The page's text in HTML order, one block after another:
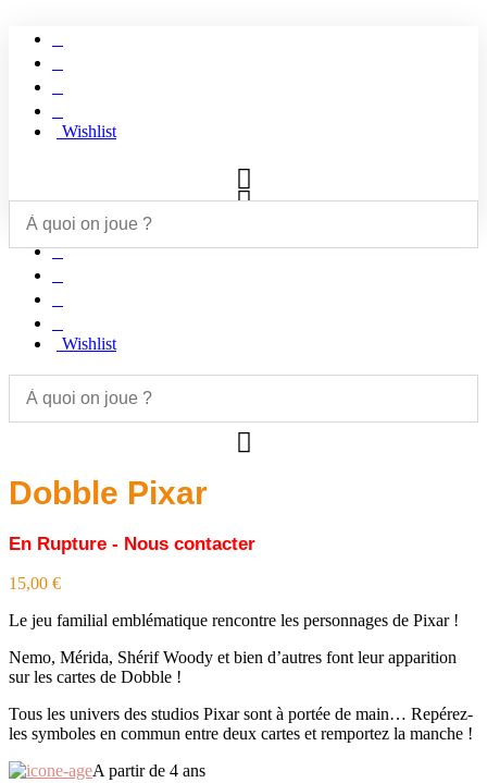
Wishlist
Wishlist
Dobble Pixar
En Rupture - Nous contacter
15,00 €
Le jeu familial emblématique rencontre les personnages de Pixar !
Nemo, Mérida, Shérif Woody et bien d’autres font leur apparition
sur les cartes de Dobble !
Tous les univers des studios Pixar sont à portée de main… Repérez-
les symboles en commun entre deux cartes et remportez la manche !
A partir de 4 ans